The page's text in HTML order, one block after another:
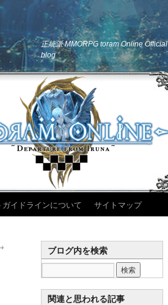
正統派 MMORPG toram Online Official
blog
ガイドラインについて サイトマップ
ブログ内を検索
関連と思われる記事